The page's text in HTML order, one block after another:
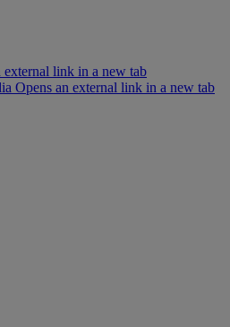
external link in a new tab
Opens an external link in a new tab